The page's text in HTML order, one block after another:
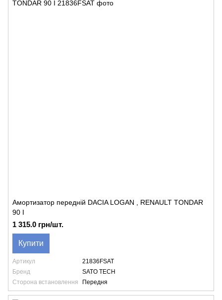
Амортизатор передній DACIA LOGAN , RENAULT TONDAR
90 I
1 315.0 грн/шт.
Купити
Артикул
21836FSAT
Бренд
SATO TECH
Сторона встановлення
Передня